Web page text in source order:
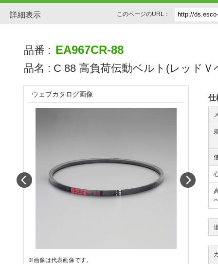
詳細表示 このページのURL：
品番 : EA967CR-88
品名 : C 88 高負荷伝動ベルト(レッドＶ
仕
ウェブカタログ画像
※画像は代表画像です。